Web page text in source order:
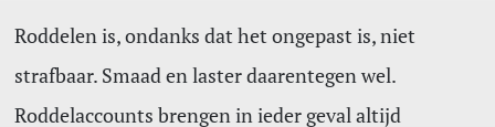
Roddelen is, ondanks dat het ongepast is, niet
strafbaar. Smaad en laster daarentegen wel.
Roddelaccounts brengen in ieder geval altijd